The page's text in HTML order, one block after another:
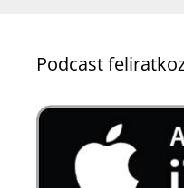
Podcast